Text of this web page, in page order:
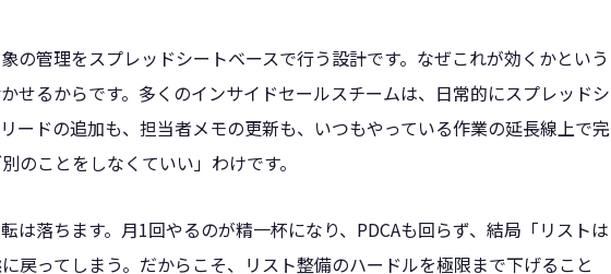
の管理をスプレッドシートベースで行う設計です。なぜこれが効くかという
せるからです。多くのインサイドセールスチームは、日常的にスプレッドシ
ードの追加も、担当者メモの更新も、いつもやっている作業の延長線上で完
のことをしなくていい」わけです。
は落ちます。月1回やるのが精一杯になり、PDCAも回らず、結局「リストは
戻ってしまう。だからこそ、リスト整備のハードルを極限まで下げること